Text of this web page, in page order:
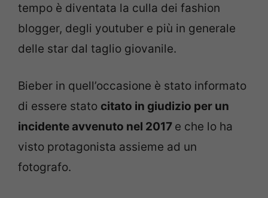
tempo è diventata la culla dei fashion
blogger, degli youtuber e più in generale
delle star dal taglio giovanile.
Bieber in quell’occasione è stato informato
di essere stato citato in giudizio per un
incidente avvenuto nel 2017 e che lo ha
visto protagonista assieme ad un
fotografo.